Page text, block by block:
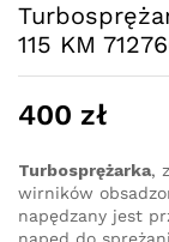
115 KM
400 zł
Turbosprężarka,
wirników
napędzany jest